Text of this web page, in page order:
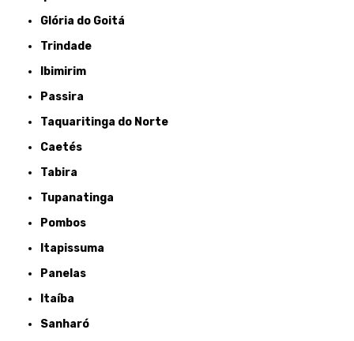
Glória do Goitá
Trindade
Ibimirim
Passira
Taquaritinga do Norte
Caetés
Tabira
Tupanatinga
Pombos
Itapissuma
Panelas
Itaíba
Sanharó